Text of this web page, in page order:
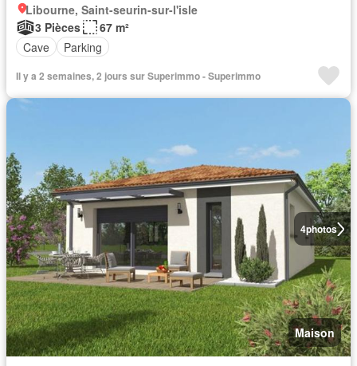
Libourne, Saint-seurin-sur-l'isle
3 Pièces
67 m²
Cave
Parking
Il y a 2 semaines, 2 jours sur Superimmo - Superimmo
4photos
Maison